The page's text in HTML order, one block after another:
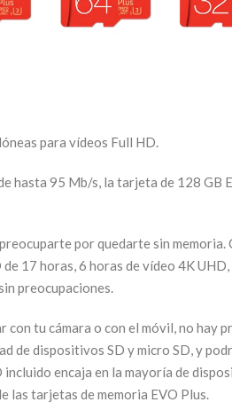
para vídeos Full HD.
hasta 95 Mb/s, la tarjeta de 128
por quedarte sin
17 horas, 6 horas de vídeo 4K
preocupaciones.
con tu cámara o con el móvil, no hay
de dispositivos SD y micro SD, y
incluido encaja en la mayoría de
las tarjetas de memoria EVO Plus.